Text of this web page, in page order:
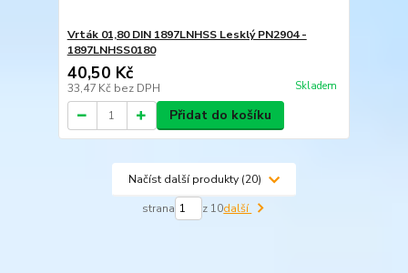
Vrták 01,80 DIN 1897LNHSS Lesklý PN2904 -
1897LNHSS0180
40,50 Kč
33,47 Kč bez DPH Skladem
Přidat do košíku
Načíst další produkty (20)
strana z 10další